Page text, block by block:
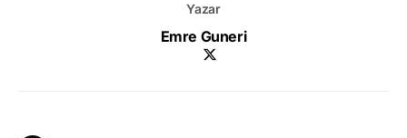
Yazar
Emre Guneri